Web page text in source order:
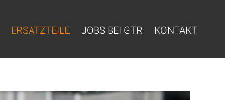
ERSATZTEILE JOBS BEI GTR KONTAKT